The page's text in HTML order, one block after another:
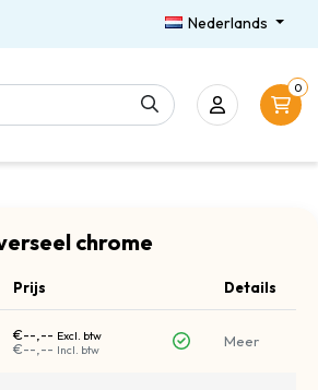
Nederlands
0
chrome
Prijs Details
€--,-- Excl. btw
€--,-- Incl. btw Meer